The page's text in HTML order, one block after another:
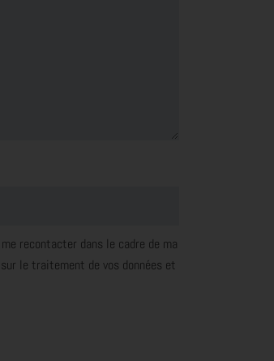
recontacter dans le cadre de ma
le traitement de vos données et